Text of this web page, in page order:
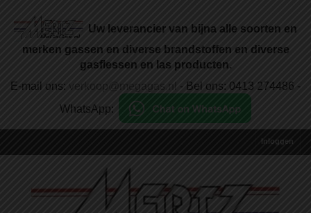
Uw leverancier van bijna alle soorten en
merken gassen en diverse brandstoffen en diverse
gasflessen en las producten.
E-mail ons: verkoop@megagas.nl - Bel ons: 0413 274486 -
WhatsApp:
Inloggen